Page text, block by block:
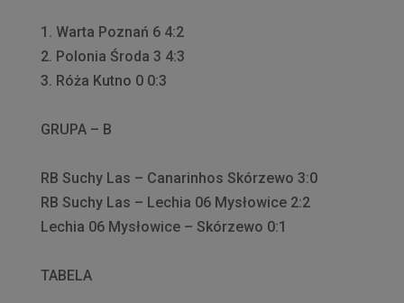
1. Warta Poznań 6 4:2
2. Polonia Środa 3 4:3
3. Róża Kutno 0 0:3
GRUPA – B
RB Suchy Las – Canarinhos Skórzewo 3:0
RB Suchy Las – Lechia 06 Mysłowice 2:2
Lechia 06 Mysłowice – Skórzewo 0:1
TABELA